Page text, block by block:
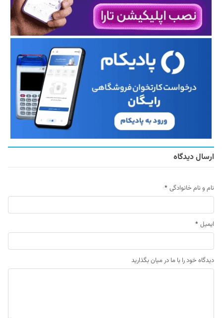
ارسال دیدگاه
نام و نام خانوادگی *
ایمیل *
دیدگاه خود را با ما در میان بگذارید